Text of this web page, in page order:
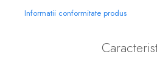
Informatii conformitate produs